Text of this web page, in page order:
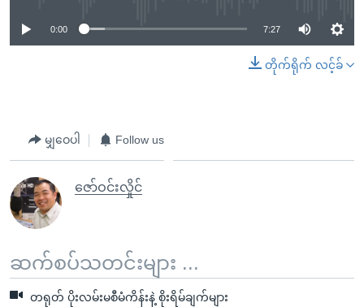
0:00 7:27
တိုက်ရိုက် လင့်ခ်
မျှဝေပါ Follow us
ဇော်ဝင်းလှိုင်
ဆက်စပ်သတင်းများ ...
တရုတ် ပိုးလမ်းမစီမံကိန်းနဲ့ စိုးရိမ်ချက်များ